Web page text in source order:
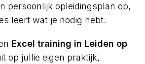
persoonlijk opleidingsplan op,
leert wat je nodig hebt.
Excel training in Leiden op
op jullie eigen praktijk,